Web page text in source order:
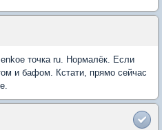
точка ru. Нормалёк. Если
и бафом. Кстати, прямо сейчас